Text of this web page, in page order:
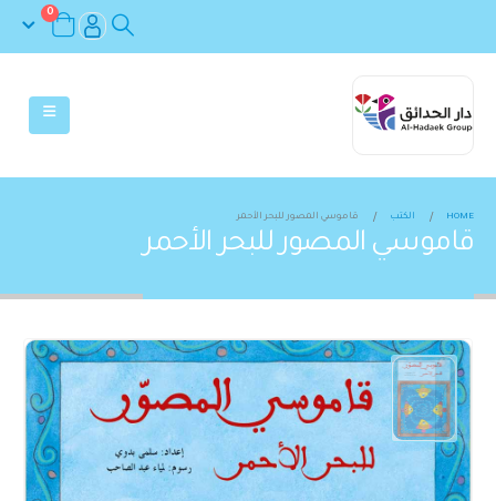
0
HOME الكتب قاموسي المصور للبحر الأحمر
قاموسي المصور للبحر الأحمر